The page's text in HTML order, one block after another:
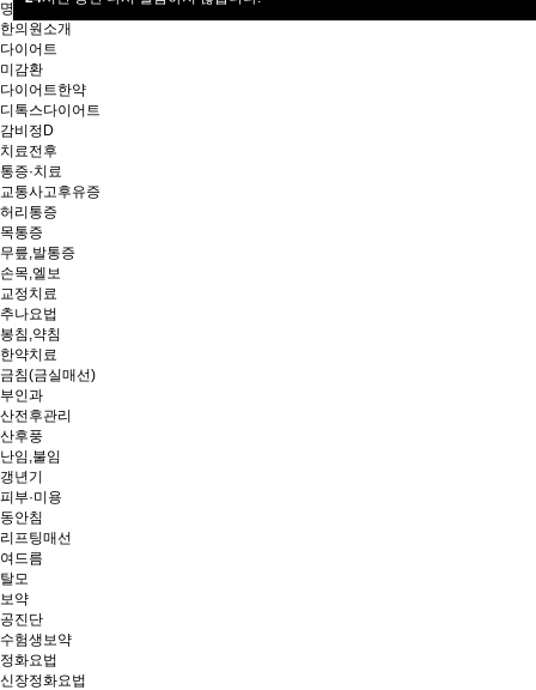
명한의원
한의원소개
다이어트
미감환
다이어트한약
디톡스다이어트
감비정D
치료전후
통증·치료
교통사고후유증
허리통증
목통증
무릎,발통증
손목,엘보
교정치료
추나요법
봉침,약침
한약치료
금침(금실매선)
부인과
산전후관리
산후풍
난임,불임
갱년기
피부·미용
동안침
리프팅매선
여드름
탈모
보약
공진단
수험생보약
정화요법
신장정화요법